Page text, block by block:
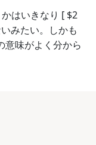
はいきなり [ $2
みたい。しかも
意味がよく分から